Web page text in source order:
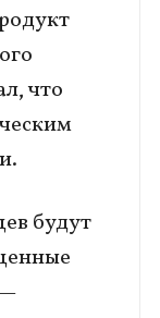
что
будут